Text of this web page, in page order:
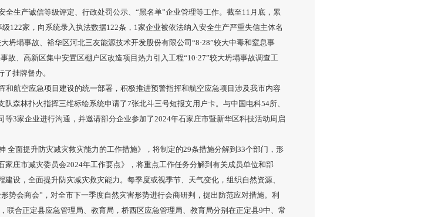
生产诚信等级评定、行政处罚公示、“黑名单”企业管理等工作。截至11月底，累
122家，向系统录入执法数据122条，1家企业被依法纳入安全生产严重失信主体名
坍塌事故、裕华区河北三友能源技术开发股份有限公司“8·28”较大中毒和窒息事
故、高新区集中安置区棚户区改造项目热力引入工程“10·27”较大坍塌事故调查工
挂牌督办。
航空应急项目建设的统一部署，积极推进预警指挥和航空应急项目涉及我市内容
森林扑火指挥三维标绘系统申请了7张北斗三号短报文用户卡。与中国电科54所、
3家企业进行沟通，并邀请部分企业参加了2024年石家庄市暨新华区科技活动周启
全面提升防灾减灾救灾能力的工作措施》，将制定的29条措施分解到33个部门，形
庄市减灾委员会2024年工作要点》，将重点工作任务分解到有关成员单位和部
设，全面提升防灾减灾救灾能力。每季度或视季节、天气变化，组织自然资源、
势会商会”，对全市下一季度自然灾害形势进行会商研判，提出防范应对措施。利
联合正定县应急管理局、教育局，桥西区应急管理局、教育局分别在正定县9中、常